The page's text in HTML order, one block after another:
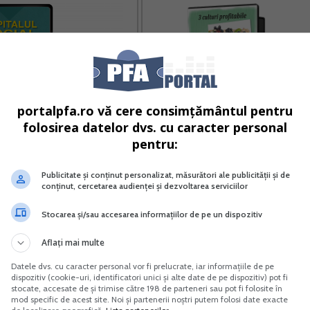
social Noi reglementari
contabile si juridice
Vreau acest produs →
Aronia
in baza aceluiasi contract individual de munca,
lei inclusiv.
a fi indeplinita daca, in perioada cuprinsa intre
si 31 decembrie 2023, este diminuat nivelul
portalpfa.ro vă cere consimțământul pentru
folosirea datelor dvs. cu caracter personal
pentru:
Publicitate și conținut personalizat, măsurători ale publicității și de
conținut, cercetarea audienței și dezvoltarea serviciilor
Stocarea și/sau accesarea informațiilor de pe un dispozitiv
Aflați mai multe
Datele dvs. cu caracter personal vor fi prelucrate, iar informațiile de pe
dispozitiv (cookie-uri, identificatori unici și alte date de pe dispozitiv) pot fi
stocate, accesate de și trimise către 198 de parteneri sau pot fi folosite în
mod specific de acest site. Noi și partenerii noștri putem folosi date exacte